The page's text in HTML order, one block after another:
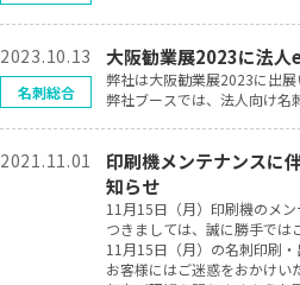
2023.10.13 大阪勧業展2023に法人
弊社は大阪勧業展2023に出展
弊社ブースでは、法人向け名
す。ぜひ、ご来場ください。
展示会： 大阪勧業展2023
会 期： 2023年10月18日(水
時 間： 18日 10:00～17:00
19日 09:30～16:00
会 場： マイドームおおさ
２−５）
名刺総合
2021.11.01
印刷機メンテナンスに
知らせ
11月15日（月）印刷機のメン
つきましては、誠に勝手では
11月15日（月）の名刺印刷・
お客様にはご迷惑をおかけい